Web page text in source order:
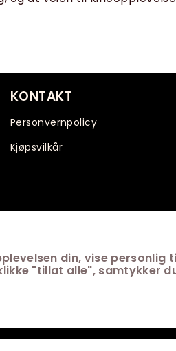
din, vise personlig
"tillat alle", samtykker
KONTAKT
Personvernpolicy
Kjøpsvilkår